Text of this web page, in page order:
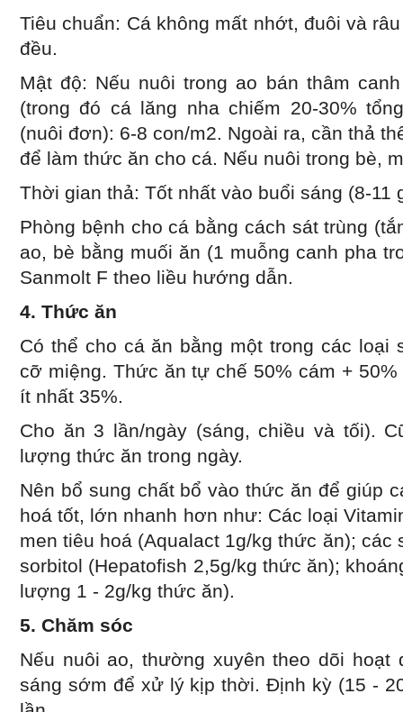
Tiêu chuẩn: Cá không mất nhớt, đuôi và
đều.
Mật độ: Nếu nuôi trong ao bán thâm
(trong đó cá lăng nha chiếm 20-30%
(nuôi đơn): 6-8 con/m2. Ngoài ra, cần thả
để làm thức ăn cho cá. Nếu nuôi trong bè,
Thời gian thả: Tốt nhất vào buổi sáng (8-11
Phòng bệnh cho cá bằng cách sát trùng
ao, bè bằng muối ăn (1 muỗng canh pha
Sanmolt F theo liều hướng dẫn.
4. Thức ăn
Có thể cho cá ăn bằng một trong các loại
cỡ miệng. Thức ăn tự chế 50% cám +
ít nhất 35%.
Cho ăn 3 lần/ngày (sáng, chiều và tối).
lượng thức ăn trong ngày.
Nên bổ sung chất bổ vào thức ăn để giúp
hoá tốt, lớn nhanh hơn như: Các loại
men tiêu hoá (Aqualact 1g/kg thức ăn); các
sorbitol (Hepatofish 2,5g/kg thức ăn);
lượng 1 - 2g/kg thức ăn).
5. Chăm sóc
Nếu nuôi ao, thường xuyên theo dõi hoạt
sáng sớm để xử lý kịp thời. Định kỳ (15 -